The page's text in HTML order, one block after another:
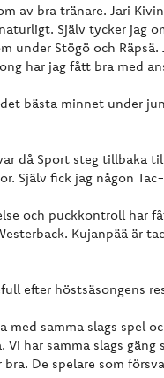
av bra tränare. Jari
Själv tycker jag
under Stögö och
har jag fått bra med
bästa minnet under
då Sport steg tillbaka
Själv fick jag någon
och puckkontroll har
Kujanpää är
efter höstsäsongens
samma slags spel
Vi har samma slags
De spelare som